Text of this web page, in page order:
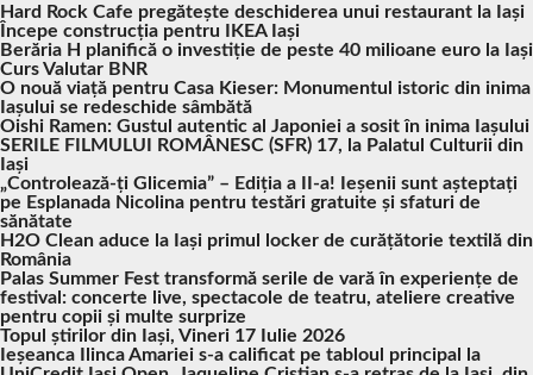
Hard Rock Cafe pregătește deschiderea unui restaurant la Iași
Începe construcția pentru IKEA Iași
Berăria H planifică o investiție de peste 40 milioane euro la Iași
Curs Valutar BNR
O nouă viață pentru Casa Kieser: Monumentul istoric din inima
Iașului se redeschide sâmbătă
Oishi Ramen: Gustul autentic al Japoniei a sosit în inima Iașului
SERILE FILMULUI ROMÂNESC (SFR) 17, la Palatul Culturii din
Iași
„Controlează-ți Glicemia” – Ediția a II-a! Ieșenii sunt așteptați
pe Esplanada Nicolina pentru testări gratuite și sfaturi de
sănătate
H2O Clean aduce la Iași primul locker de curățătorie textilă din
România
Palas Summer Fest transformă serile de vară în experiențe de
festival: concerte live, spectacole de teatru, ateliere creative
pentru copii și multe surprize
Topul știrilor din Iași, Vineri 17 Iulie 2026
Ieșeanca Ilinca Amariei s-a calificat pe tabloul principal la